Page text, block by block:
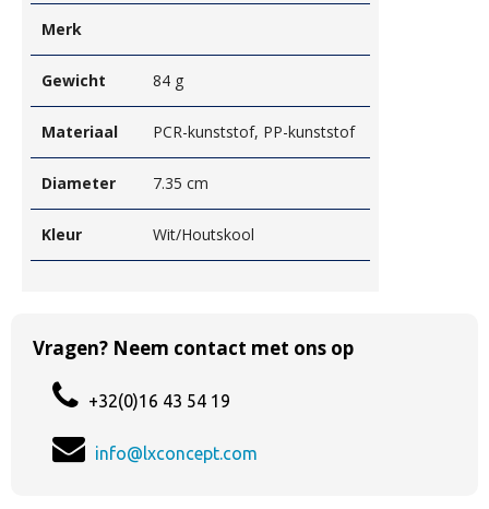
Merk
Gewicht 84 g
Materiaal PCR-kunststof, PP-kunststof
Diameter 7.35 cm
Kleur Wit/Houtskool
Vragen? Neem contact met ons op
+32(0)16 43 54 19
info@lxconcept.com